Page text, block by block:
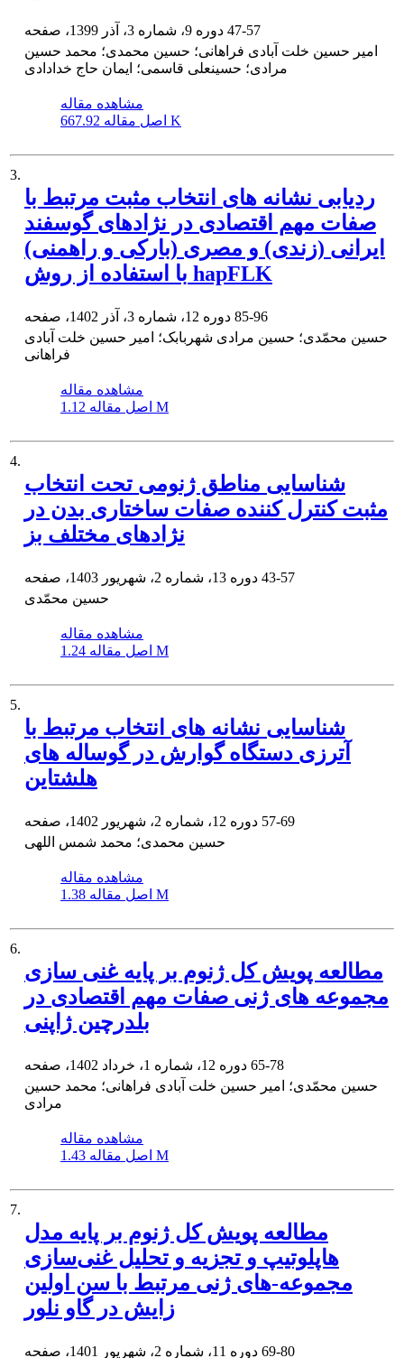
47-57
امیر حسین خلت آبادی فراهانی؛ حسین محمدی؛ محمد حسین
مرادی؛ حسینعلی قاسمی؛ ایمان حاج خدادادی
مشاهده مقاله
اصل مقاله 667.92 K
3.
ردیابی نشانه های انتخاب مثبت مرتبط با
صفات مهم اقتصادی در نژادهای گوسفند
ایرانی (زندی) و مصری (بارکی و راهمنی)
با استفاده از روش hapFLK
85-96
حسین محمّدی؛ حسین مرادی شهربابک؛ امیر حسین خلت آبادی
فراهانی
مشاهده مقاله
اصل مقاله 1.12 M
4.
شناسایی مناطق ژنومی تحت انتخاب
مثبت کنترل کننده صفات ساختاری بدن در
نژادهای مختلف بز
43-57
حسین محمّدی
مشاهده مقاله
اصل مقاله 1.24 M
5.
شناسایی نشانه های انتخاب مرتبط با
آترزی دستگاه گوارش در گوساله های
هلشتاین
57-69
حسین محمدی؛ محمد شمس اللهی
مشاهده مقاله
اصل مقاله 1.38 M
6.
مطالعه پویش کل ژنوم بر پایه غنی سازی
مجموعه های ژنی صفات مهم اقتصادی در
بلدرچین ژاپنی
65-78
حسین محمّدی؛ امیر حسین خلت آبادی فراهانی؛ محمد حسین
مرادی
مشاهده مقاله
اصل مقاله 1.43 M
7.
مطالعه پویش کل ژنوم بر پایه‌ مدل
هاپلوتیپ و تجزیه و تحلیل غنی‌سازی
مجموعه-های ژنی مرتبط با سن اولین
زایش در گاو نلور
69-80